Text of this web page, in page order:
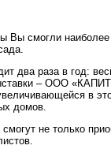
Вы смогли
два раза в год:
– ООО
в
домов.
не только